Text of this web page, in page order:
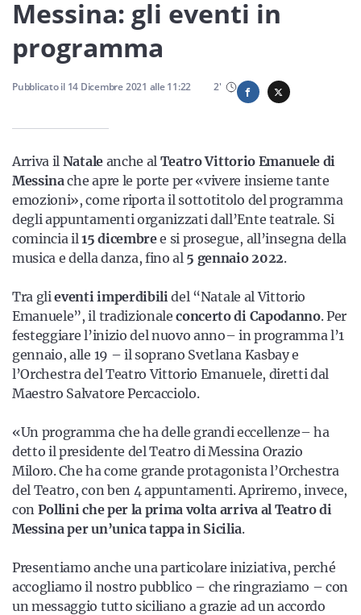
Servizi
Resta sempre aggiornato con le ultime news, iscriviti alla
nostra newsletter
Iscriviti
Messina: gli eventi in
programma
Pubblicato il 14 Dicembre 2021 alle11:22 2'
Arriva il Nataleanche al Teatro Vittorio Emanuele di
Messinache apre le porte per «vivere insieme tante
emozioni», come riporta il sottotitolo del programma
degli appuntamenti organizzati dall’Ente teatrale. Si
comincia il15 dicembree si prosegue, all’insegna della
musica e della danza, fino al 5 gennaio 2022.
Tra glieventi imperdibilidel “Natale al Vittorio
Emanuele”, il tradizionaleconcerto di Capodanno. Per
festeggiare l’inizio del nuovo anno– in programma l’1
gennaio, alle 19 – il soprano Svetlana Kasbay e
l’Orchestra del Teatro Vittorio Emanuele, diretti dal
Maestro Salvatore Percacciolo.
«Un programma che ha delle grandi eccellenze– ha
detto il presidente del Teatro di Messina Orazio
Miloro. Che ha come grande protagonista l’Orchestra
del Teatro, con ben 4 appuntamenti. Apriremo, invece,
con Pollini che per la prima volta arriva al Teatro di
Messina per un’unica tappa in Sicilia.
Presentiamo anche una particolare iniziativa, perché
accogliamo il nostro pubblico – che ringraziamo – con
un messaggio tutto siciliano a grazie ad un accordo